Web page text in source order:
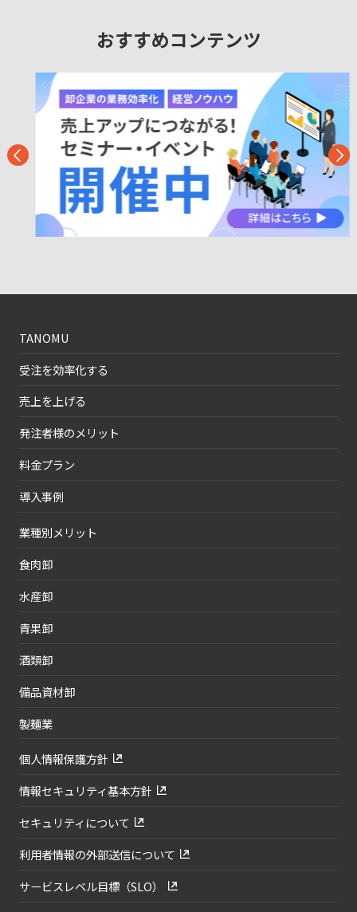
おすすめコンテンツ
TANOMU
受注を効率化する
売上を上げる
発注者様のメリット
料金プラン
導入事例
業種別メリット
食肉卸
水産卸
青果卸
酒類卸
備品資材卸
製麺業
個人情報保護方針
情報セキュリティ基本方針
セキュリティについて
利用者情報の外部送信について
サービスレベル目標（SLO）